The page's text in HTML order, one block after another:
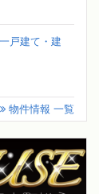
戸建て・建
物件情報 一覧